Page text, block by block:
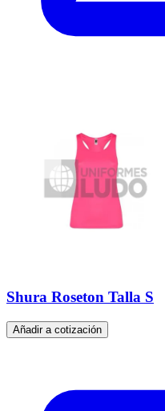
Shura Roseton Talla S
Añadir a cotización